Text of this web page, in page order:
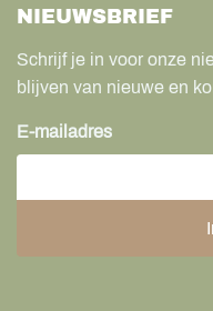
NIEUWSBRIEF
Schrijf je in voor onze
blijven van nieuwe en
E-mailadres